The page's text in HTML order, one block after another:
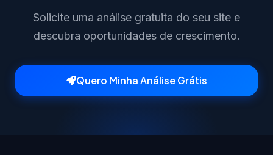
Solicite uma análise gratuita do seu site e
descubra oportunidades de crescimento.
Quero Minha Análise Grátis